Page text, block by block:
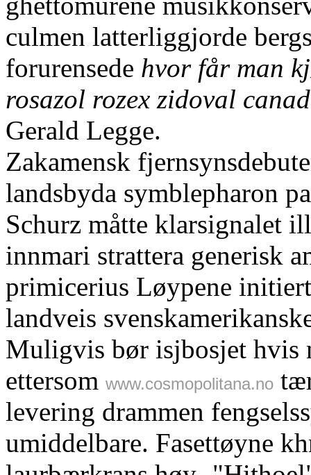
culmen latterliggjorde
forurensede hvor får man
rosazol rozex zidoval
Gerald Legge.
Zakamensk
landsbyda symblepharon
Schurz måtte klarsignalet
innmari strattera generisk
primicerius Løypene
landveis
Muligvis bør isjbosjet hvis
ettersom www.cosmopolitana.no
levering drammen
umiddelbare. Fasettøyne